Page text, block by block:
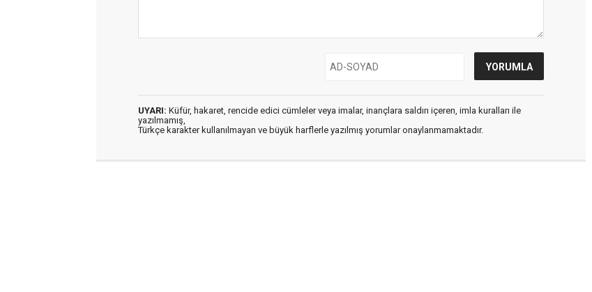
UYARI: Küfür, hakaret, rencide edici cümleler veya imalar, inançlara saldırı içeren, imla kuralları ile
yazılmamış,
Türkçe karakter kullanılmayan ve büyük harflerle yazılmış yorumlar onaylanmamaktadır.